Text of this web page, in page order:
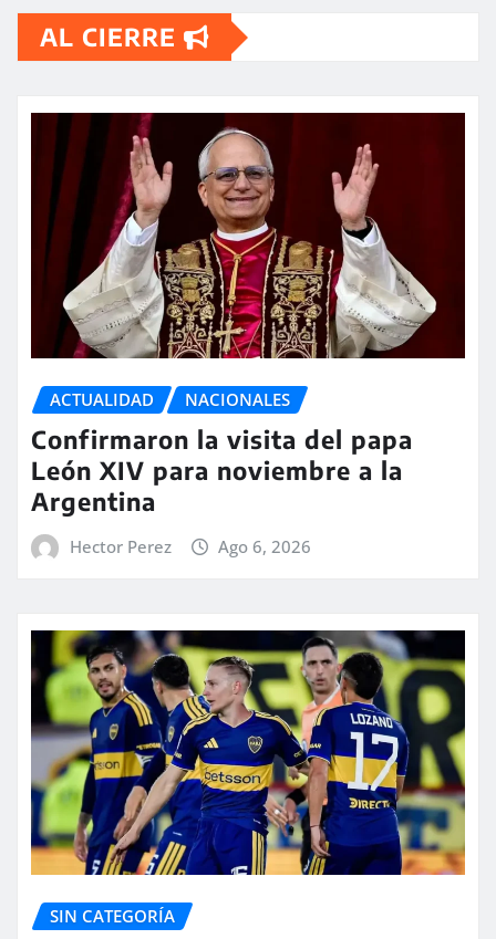
AL CIERRE
ACTUALIDAD NACIONALES
Confirmaron la visita del papa
León XIV para noviembre a la
Argentina
Hector Perez Ago 6, 2026
SIN CATEGORÍA